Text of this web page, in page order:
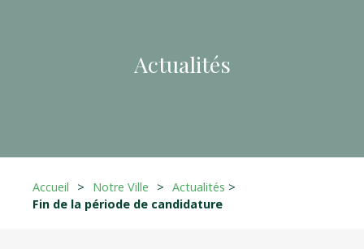
Actualités
Accueil > Notre Ville > Actualités >
Fin de la période de candidature